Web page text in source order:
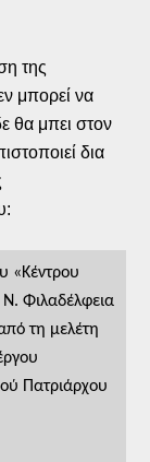
της
μπορεί να
θα μπει στον
δια
«Κέντρου
Φιλαδέλφεια
τη μελέτη
Πατριάρχου